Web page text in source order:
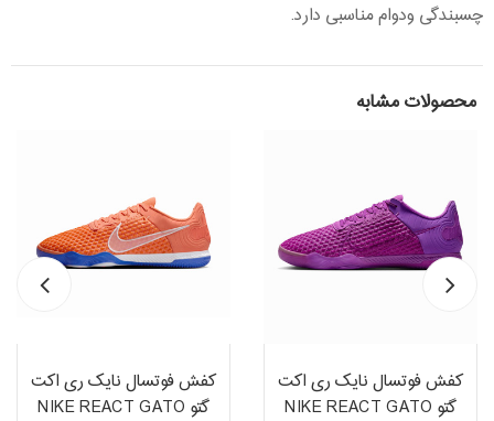
چسبندگی ودوام مناسبی دارد.
محصولات مشابه
کفش فوتسال نایک ری اکت
گتو NIKE REACT GATO
کفش فوتسال نایک ری اکت
گتو NIKE REACT GATO